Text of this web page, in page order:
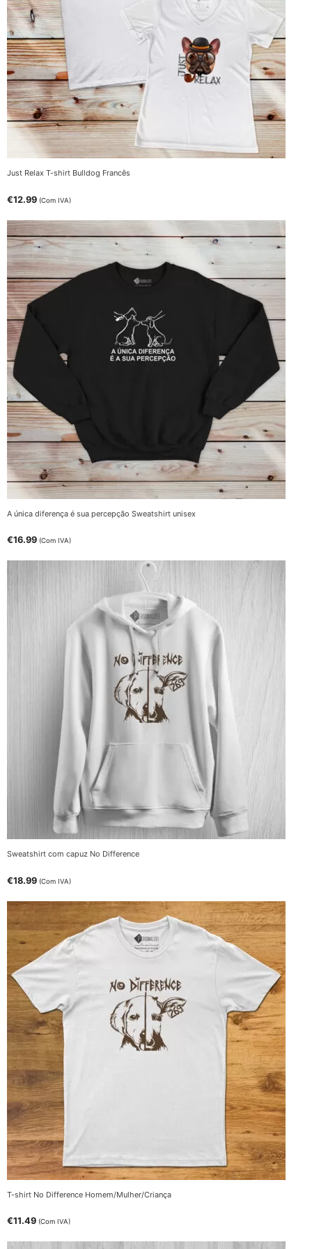
Just Relax T-shirt Bulldog Francês
€12.99 (Com IVA)
A única diferença é sua percepção Sweatshirt unisex
€16.99 (Com IVA)
Sweatshirt com capuz No Difference
€18.99 (Com IVA)
T-shirt No Difference Homem/Mulher/Criança
€11.49 (Com IVA)